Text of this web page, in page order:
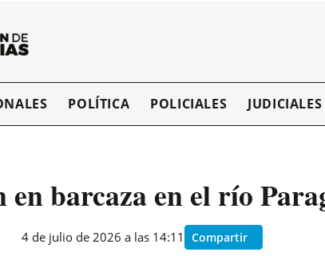
POLÍTICA POLICIALES JUDICIALES
en barcaza en el río
4 de julio de 2026 a las 14:11 Compartir